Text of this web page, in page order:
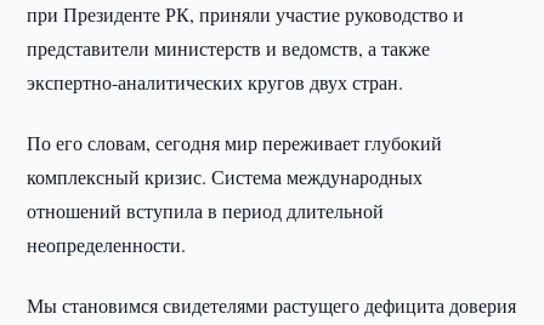
при Президенте РК, приняли участие руководство и
представители министерств и ведомств, а также
экспертно-аналитических кругов двух стран.
По его словам, сегодня мир переживает глубокий
комплексный кризис. Система международных
отношений вступила в период длительной
неопределенности.
Мы становимся свидетелями растущего дефицита доверия